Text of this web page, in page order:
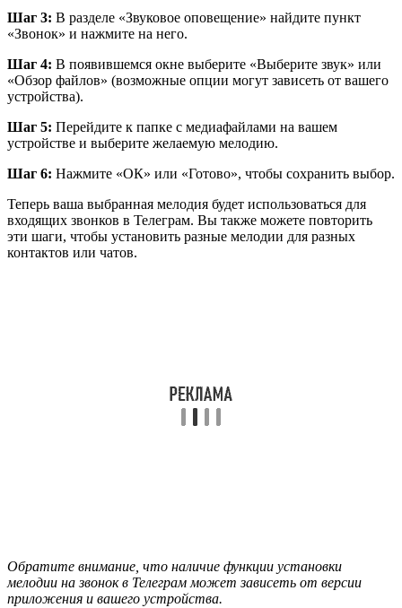
Шаг 3: В разделе «Звуковое оповещение» найдите пункт
«Звонок» и нажмите на него.
Шаг 4: В появившемся окне выберите «Выберите звук» или
«Обзор файлов» (возможные опции могут зависеть от вашего
устройства).
Шаг 5: Перейдите к папке с медиафайлами на вашем
устройстве и выберите желаемую мелодию.
Шаг 6: Нажмите «ОК» или «Готово», чтобы сохранить выбор.
Теперь ваша выбранная мелодия будет использоваться для
входящих звонков в Телеграм. Вы также можете повторить
эти шаги, чтобы установить разные мелодии для разных
контактов или чатов.
Обратите внимание, что наличие функции установки
мелодии на звонок в Телеграм может зависеть от версии
приложения и вашего устройства.